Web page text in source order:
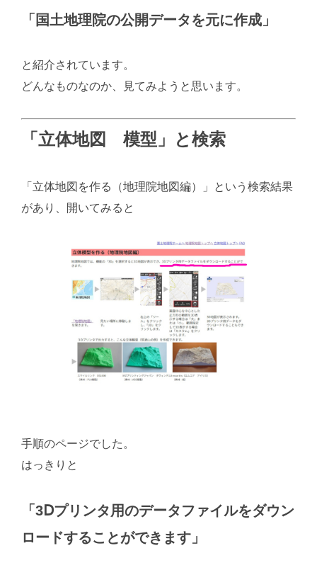
「国土地理院の公開データを元に作成」
と紹介されています。
どんなものなのか、見てみようと思います。
「立体地図 模型」と検索
「立体地図を作る（地理院地図編）」という検索結果
があり、開いてみると
手順のページでした。
はっきりと
「3Ⅾプリンタ用のデータファイルをダウン
ロードすることができます」